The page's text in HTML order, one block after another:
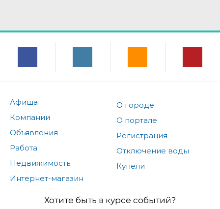
Афиша
Компании
Объявления
Работа
Недвижимость
Интернет-магазин
О городе
О портале
Регистрация
Отключение воды
Купели
Хотите быть в курсе событий?